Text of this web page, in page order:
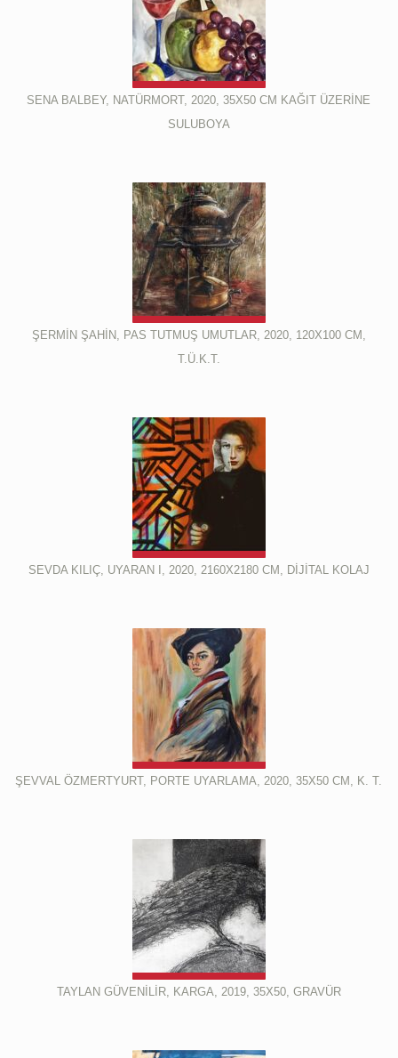
SENA BALBEY, NATÜRMORT, 2020, 35X50 CM KAĞIT ÜZERİNE
SULUBOYA
ŞERMİN ŞAHİN, PAS TUTMUŞ UMUTLAR, 2020, 120X100 CM,
T.Ü.K.T.
SEVDA KILIÇ, UYARAN I, 2020, 2160X2180 CM, DİJİTAL KOLAJ
ŞEVVAL ÖZMERTYURT, PORTE UYARLAMA, 2020, 35X50 CM, K. T.
TAYLAN GÜVENİLİR, KARGA, 2019, 35X50, GRAVÜR